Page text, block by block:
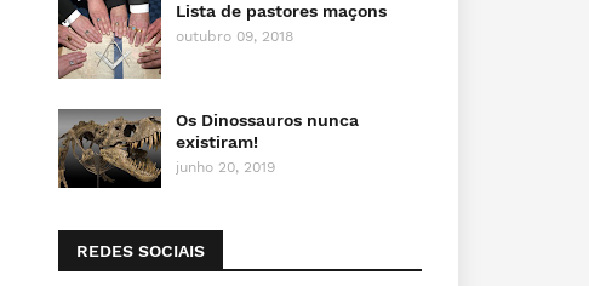
Lista de pastores maçons
outubro 09, 2018
Os Dinossauros nunca
existiram!
junho 20, 2019
REDES SOCIAIS